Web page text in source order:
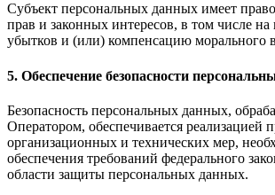
Субъект персональных данных имеет
прав и законных интересов, в том числе
убытков и (или) компенсацию морального
5. Обеспечение безопасности
Безопасность персональных данных,
Оператором, обеспечивается реализацией
организационных и технических мер,
обеспечения требований федерального
области защиты персональных данных.